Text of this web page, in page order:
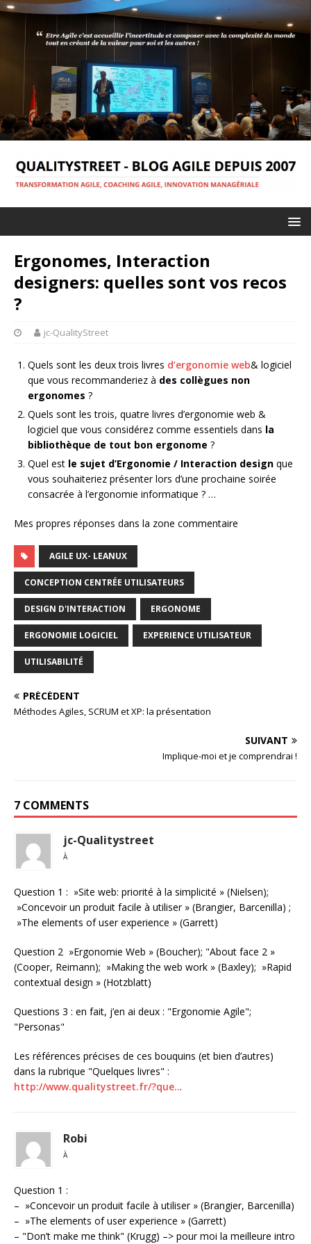
Ergonomes, Interaction
designers: quelles sont vos recos
?
jc-QualityStreet
Quels sont les deux trois livres d’ergonomie web& logiciel
que vous recommanderiez à des collègues non
ergonomes ?
Quels sont les trois, quatre livres d’ergonomie web &
logiciel que vous considérez comme essentiels dans la
bibliothèque de tout bon ergonome ?
Quel est le sujet d’Ergonomie / Interaction design que
vous souhaiteriez présenter lors d’une prochaine soirée
consacrée à l’ergonomie informatique ? …
Mes propres réponses dans la zone commentaire
AGILE UX- LEANUX
CONCEPTION CENTRÉE UTILISATEURS
DESIGN D'INTERACTION ERGONOME
ERGONOMIE LOGICIEL EXPERIENCE UTILISATEUR
UTILISABILITÉ
PRÉCÉDENT
Méthodes Agiles, SCRUM et XP: la présentation
SUIVANT
Implique-moi et je comprendrai !
7 COMMENTS
jc-Qualitystreet
À
Question 1 : »Site web: priorité à la simplicité » (Nielsen);
»Concevoir un produit facile à utiliser » (Brangier, Barcenilla) ;
»The elements of user experience » (Garrett)
Question 2 »Ergonomie Web » (Boucher); "About face 2 »
(Cooper, Reimann); »Making the web work » (Baxley); »Rapid
contextual design » (Hotzblatt)
Questions 3 : en fait, j’en ai deux : "Ergonomie Agile";
"Personas"
Les références précises de ces bouquins (et bien d’autres)
dans la rubrique "Quelques livres" :
http://www.qualitystreet.fr/?que...
Robi
À
Question 1 :
– »Concevoir un produit facile à utiliser » (Brangier, Barcenilla)
– »The elements of user experience » (Garrett)
– "Don’t make me think" (Krugg) –> pour moi la meilleure intro